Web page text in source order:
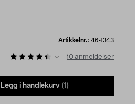
Artikkelnr.: 46-1343
10 anmeldelser
Legg i handlekurv (1)